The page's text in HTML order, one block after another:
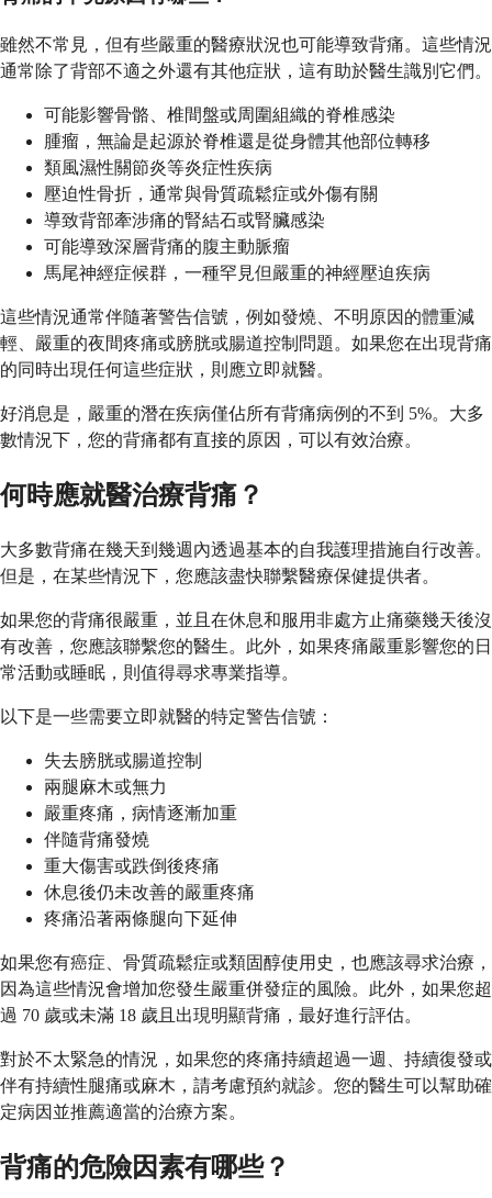
雖然不常見，但有些嚴重的醫療狀況也可能導致背痛。這些情況
通常除了背部不適之外還有其他症狀，這有助於醫生識別它們。
可能影響骨骼、椎間盤或周圍組織的脊椎感染
腫瘤，無論是起源於脊椎還是從身體其他部位轉移
類風濕性關節炎等炎症性疾病
壓迫性骨折，通常與骨質疏鬆症或外傷有關
導致背部牽涉痛的腎結石或腎臟感染
可能導致深層背痛的腹主動脈瘤
馬尾神經症候群，一種罕見但嚴重的神經壓迫疾病
這些情況通常伴隨著警告信號，例如發燒、不明原因的體重減
輕、嚴重的夜間疼痛或膀胱或腸道控制問題。如果您在出現背痛
的同時出現任何這些症狀，則應立即就醫。
好消息是，嚴重的潛在疾病僅佔所有背痛病例的不到 5%。大多
數情況下，您的背痛都有直接的原因，可以有效治療。
何時應就醫治療背痛？
大多數背痛在幾天到幾週內透過基本的自我護理措施自行改善。
但是，在某些情況下，您應該盡快聯繫醫療保健提供者。
如果您的背痛很嚴重，並且在休息和服用非處方止痛藥幾天後沒
有改善，您應該聯繫您的醫生。此外，如果疼痛嚴重影響您的日
常活動或睡眠，則值得尋求專業指導。
以下是一些需要立即就醫的特定警告信號：
失去膀胱或腸道控制
兩腿麻木或無力
嚴重疼痛，病情逐漸加重
伴隨背痛發燒
重大傷害或跌倒後疼痛
休息後仍未改善的嚴重疼痛
疼痛沿著兩條腿向下延伸
如果您有癌症、骨質疏鬆症或類固醇使用史，也應該尋求治療，
因為這些情況會增加您發生嚴重併發症的風險。此外，如果您超
過 70 歲或未滿 18 歲且出現明顯背痛，最好進行評估。
對於不太緊急的情況，如果您的疼痛持續超過一週、持續復發或
伴有持續性腿痛或麻木，請考慮預約就診。您的醫生可以幫助確
定病因並推薦適當的治療方案。
背痛的危險因素有哪些？